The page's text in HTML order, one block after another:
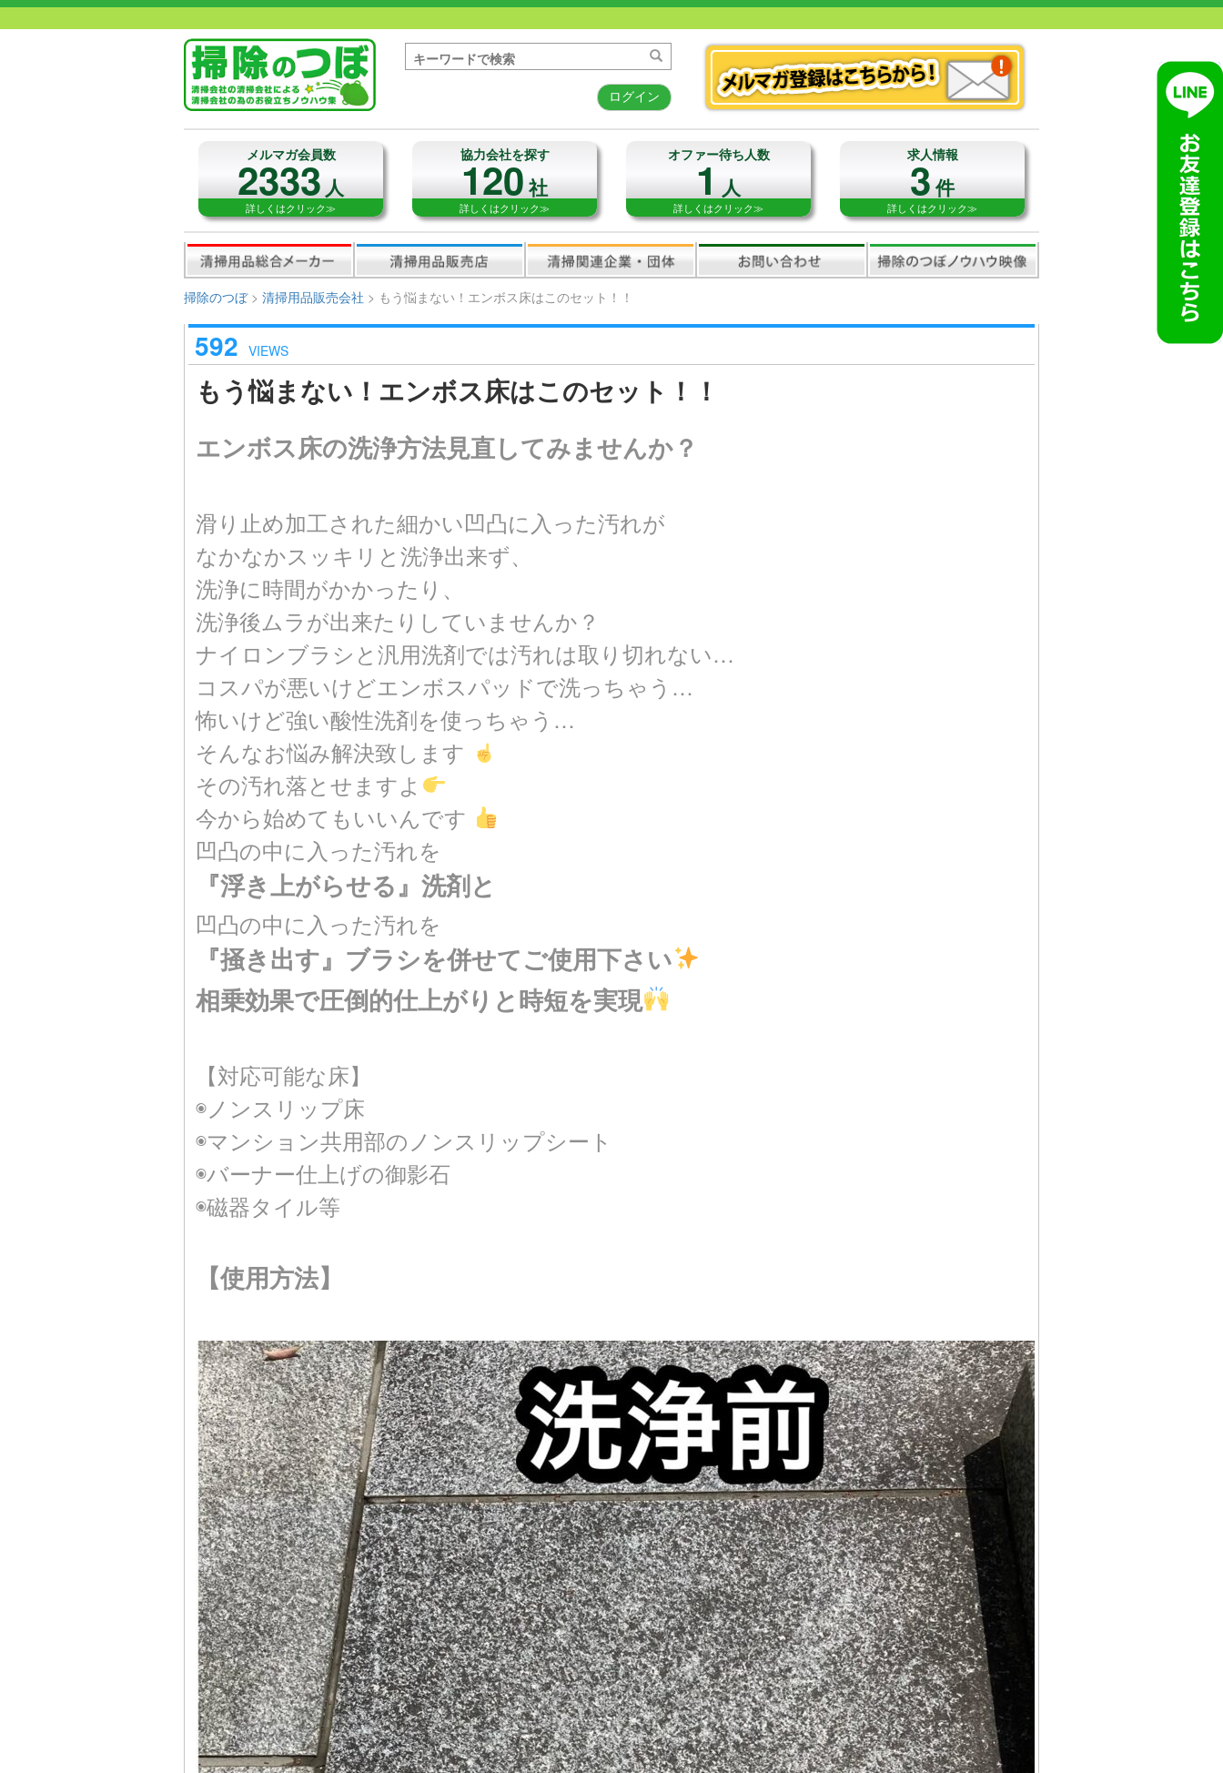
ログイン
メルマガ会員数
2333人
詳しくはクリック≫
協力会社を探す
120社
詳しくはクリック≫
オファー待ち人数
1人
詳しくはクリック≫
求人情報
3件
詳しくはクリック≫
掃除のつぼ> 清掃用品販売会社 > もう悩まない！エンボス床はこのセット！！
592 VIEWS
もう悩まない！エンボス床はこのセット！！
エンボス床の洗浄方法見直してみませんか？
滑り止め加工された細かい凹凸に入った汚れが
なかなかスッキリと洗浄出来ず、
洗浄に時間がかかったり、
洗浄後ムラが出来たりしていませんか？
ナイロンブラシと汎用洗剤では汚れは取り切れない…
コスパが悪いけどエンボスパッドで洗っちゃう…
怖いけど強い酸性洗剤を使っちゃう…
そんなお悩み解決致します
その汚れ落とせますよ
今から始めてもいいんです
凹凸の中に入った汚れを
『浮き上がらせる』洗剤と
凹凸の中に入った汚れを
『掻き出す』ブラシを併せてご使用下さい
相乗効果で圧倒的仕上がりと時短を実現
【対応可能な床】
◉ノンスリップ床
◉マンション共用部のノンスリップシート
◉バーナー仕上げの御影石
◉磁器タイル等
【使用方法】